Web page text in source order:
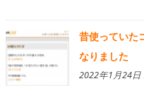
昔使っていた
なりました
2022年1月24日